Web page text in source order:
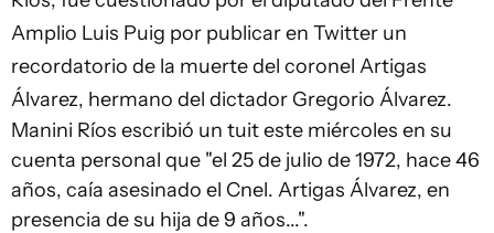
Amplio Luis Puig por publicar en Twitter un
recordatorio de la muerte del coronel Artigas
Álvarez, hermano del dictador Gregorio Álvarez.
Manini Ríos escribió un tuit este miércoles en su
cuenta personal que "el 25 de julio de 1972, hace 46
años, caía asesinado el Cnel. Artigas Álvarez, en
presencia de su hija de 9 años...".